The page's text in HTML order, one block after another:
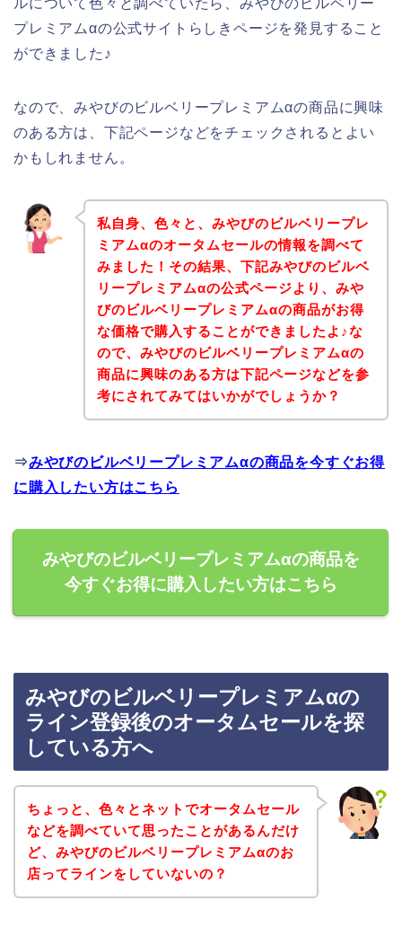
ルについて色々と調べていたら、みやびのビルベリー
プレミアムαの公式サイトらしきページを発見すること
ができました♪
なので、みやびのビルベリープレミアムαの商品に興味
のある方は、下記ページなどをチェックされるとよい
かもしれません。
私自身、色々と、みやびのビルベリープレ
ミアムαのオータムセールの情報を調べて
みました！その結果、下記みやびのビルベ
リープレミアムαの公式ページより、みや
びのビルベリープレミアムαの商品がお得
な価格で購入することができましたよ♪な
ので、みやびのビルベリープレミアムαの
商品に興味のある方は下記ページなどを参
考にされてみてはいかがでしょうか？
⇒みやびのビルベリープレミアムαの商品を今すぐお得
に購入したい方はこちら
みやびのビルベリープレミアムαの商品を
今すぐお得に購入したい方はこちら
みやびのビルベリープレミアムαの
ライン登録後のオータムセールを探
している方へ
ちょっと、色々とネットでオータムセール
などを調べていて思ったことがあるんだけ
ど、みやびのビルベリープレミアムαのお
店ってラインをしていないの？